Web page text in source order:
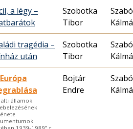
a légy –
Szobotka
Tibor
Szabó
tragédia –
után
Szobotka
Tibor
Szabó
Európa
államok
Bojtár
Endre
Szabó